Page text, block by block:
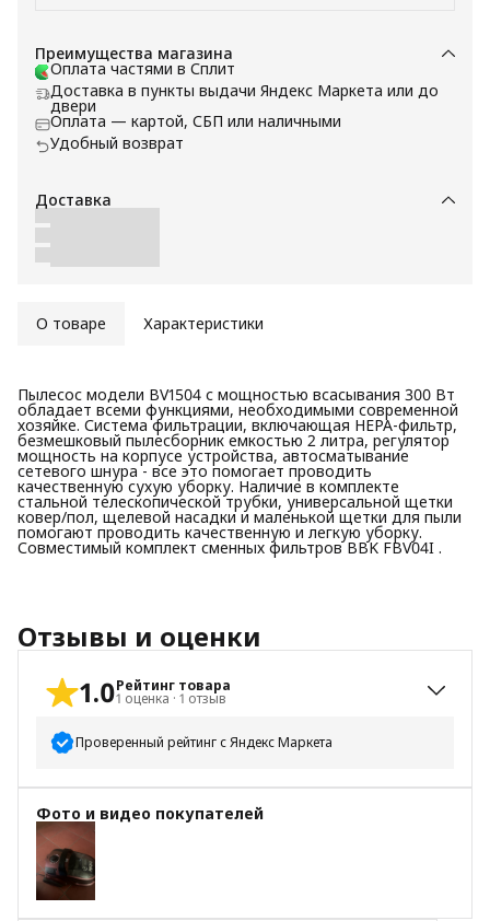
Преимущества магазина
Оплата частями в Сплит
Доставка в пункты выдачи Яндекс Маркета или до
двери
Оплата — картой, СБП или наличными
Удобный возврат
Доставка
О товаре Характеристики
Пылесос модели BV1504 с мощностью всасывания 300 Вт
обладает всеми функциями, необходимыми современной
хозяйке. Система фильтрации, включающая HEPA-фильтр,
безмешковый пылесборник емкостью 2 литра, регулятор
мощность на корпусе устройства, автосматывание
сетевого шнура - все это помогает проводить
качественную сухую уборку. Наличие в комплекте
стальной телескопической трубки, универсальной щетки
ковер/пол, щелевой насадки и маленькой щетки для пыли
помогают проводить качественную и легкую уборку.
Совместимый комплект сменных фильтров BBK FBV04I .
Отзывы и оценки
1.0Рейтинг товара
1 оценка · 1 отзыв
Проверенный рейтинг с Яндекс Маркета
5 звёзд
0
4 звезды
звезды
2 звезды
1 звезда
Фото и видео покупателей